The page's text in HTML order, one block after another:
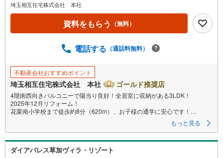
埼玉相互住宅株式会社 本社
資料をもらう （無料）
電話する （通話料無料）
不動産会社おすすめポイント
埼玉相互住宅株式会社 本社 ゴールド推奨店
4階南西向きバルコニーで陽当り良好！全居室に収納がある3LDK！
2025年12月リフォーム！
花栗南小学校まで徒歩約8分（620m）、お子様の通学に安心です！
本社来店専用のキッズスペースを完備、お子様連れでも落ち着いてご相談
いただけます。
チャイルドシートもご用意しております。
もっと見る
ダイアパレス草加ヴィラ・リゾート